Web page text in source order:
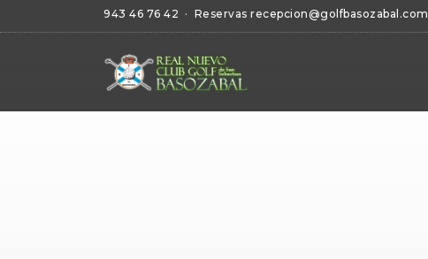
943 46 76 42 · Reservas recepcion@golfbasozabal.com